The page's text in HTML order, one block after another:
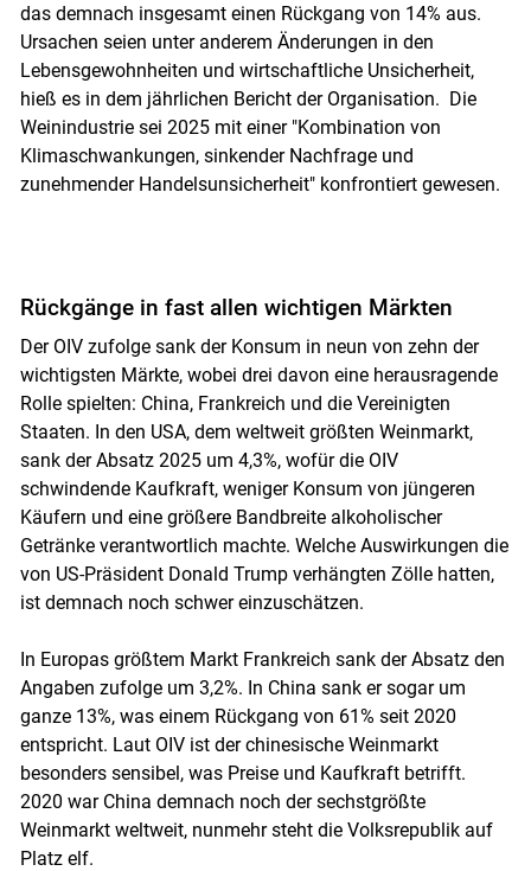
Skip to main content
das demnach insgesamt einen Rückgang von 14% aus.
Ursachen seien unter anderem Änderungen in den
Lebensgewohnheiten und wirtschaftliche Unsicherheit,
hieß es in dem jährlichen Bericht der Organisation. Die
Weinindustrie sei 2025 mit einer "Kombination von
Klimaschwankungen, sinkender Nachfrage und
zunehmender Handelsunsicherheit" konfrontiert gewesen.
Rückgänge in fast allen wichtigen Märkten
Der OIV zufolge sank der Konsum in neun von zehn der
wichtigsten Märkte, wobei drei davon eine herausragende
Rolle spielten: China, Frankreich und die Vereinigten
Staaten. In den USA, dem weltweit größten Weinmarkt,
sank der Absatz 2025 um 4,3%, wofür die OIV
schwindende Kaufkraft, weniger Konsum von jüngeren
Käufern und eine größere Bandbreite alkoholischer
Getränke verantwortlich machte. Welche Auswirkungen die
von US-Präsident Donald Trump verhängten Zölle hatten,
ist demnach noch schwer einzuschätzen.
In Europas größtem Markt Frankreich sank der Absatz den
Angaben zufolge um 3,2%. In China sank er sogar um
ganze 13%, was einem Rückgang von 61% seit 2020
entspricht. Laut OIV ist der chinesische Weinmarkt
besonders sensibel, was Preise und Kaufkraft betrifft.
2020 war China demnach noch der sechstgrößte
Weinmarkt weltweit, nunmehr steht die Volksrepublik auf
Platz elf.